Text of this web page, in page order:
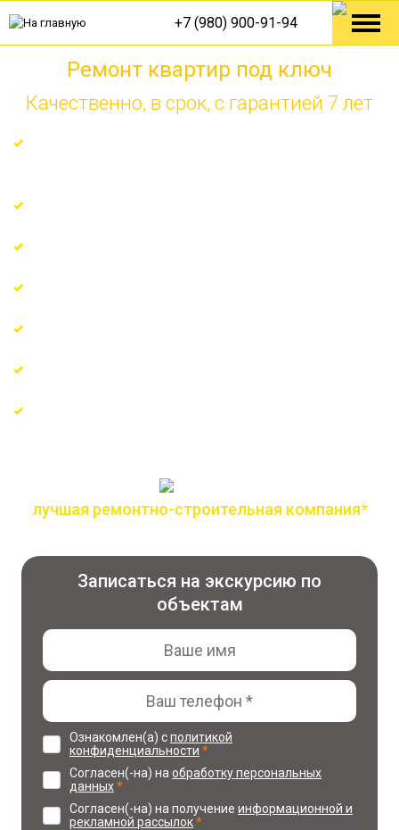
+7 (980) 900-91-94
Ремонт квартир под ключ
Качественно, в срок, с гарантией 7 лет
лучшая ремонтно-строительная компания*
Записаться на экскурсию по
объектам
Ознакомлен(а) сполитикой
конфиденциальности *
Согласен(-на) на обработку персональных
данных*
Согласен(-на) на получение информационной и
рекламной рассылок*